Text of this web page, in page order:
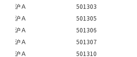
沪Ａ
501303
沪Ａ
501305
沪Ａ
501306
沪Ａ
501307
沪Ａ
501310